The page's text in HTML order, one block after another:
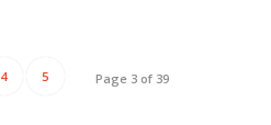
Page 3 of 39
4 5